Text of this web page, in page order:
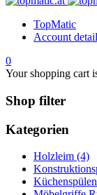
TopMatic
Account
0
Your shopping cart
Shop filter
Kategorien
Holzleim (4)